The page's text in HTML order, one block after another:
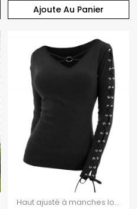
Ajoute Au Panier
Haut ajusté à manches longues et col rond Solid VO à lacets